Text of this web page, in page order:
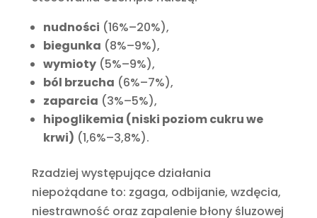
nudności (16%–20%),
biegunka (8%–9%),
wymioty(5%–9%),
ból brzucha (6%–7%),
zaparcia (3%–5%),
hipoglikemia (niski poziom cukru we
krwi) (1,6%–3,8%).
Rzadziej występujące działania
niepożądane to: zgaga, odbijanie, wzdęcia,
niestrawność oraz zapalenie błony śluzowej